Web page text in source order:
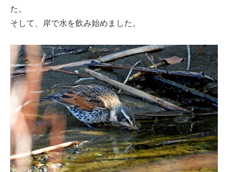
た。
そして、岸で水を飲み始めました。